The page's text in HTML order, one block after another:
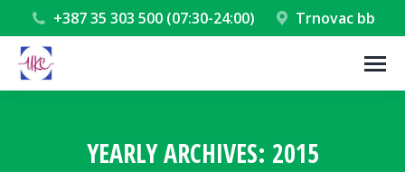
+387 35 303 500 (07:30-24:00) Trnovac bb
YEARLY ARCHIVES: 2015